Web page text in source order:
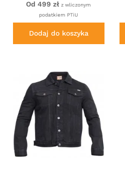
Od 499 zł z wliczonym
podatkiem PTiU
Dodaj do koszyka